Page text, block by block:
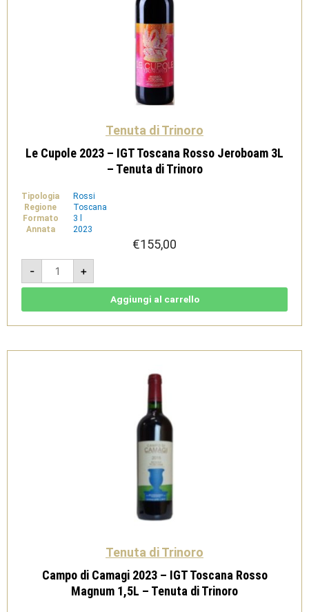
Tenuta di Trinoro
Le Cupole 2023 – IGT Toscana Rosso Jeroboam 3L
– Tenuta di Trinoro
Tipologia
Rossi
Regione
Toscana
Formato
3 l
Annata
2023
€155,00
-
Le
Cupole
2023
-
Jeroboam
Tenuta
+
Aggiungi al carrello
Tenuta di Trinoro
Campo di Camagi 2023 – IGT Toscana Rosso
Magnum 1,5L – Tenuta di Trinoro